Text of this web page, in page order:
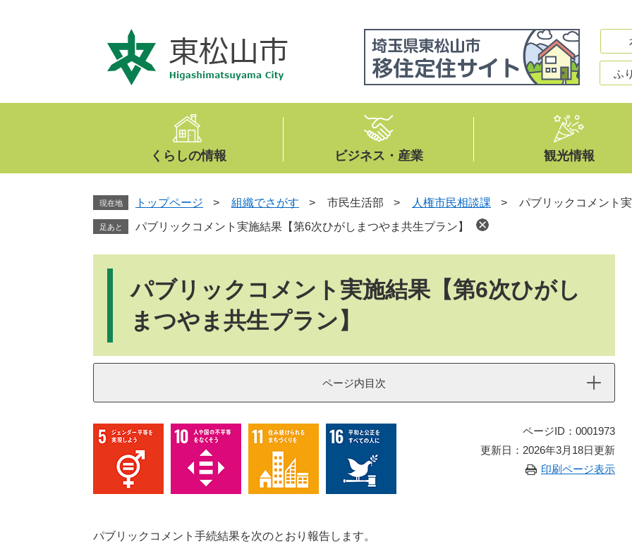
文
ふ
くらしの情報 ビジネス・産業 観光情報
現在地 トップページ > 組織でさがす > 市民生活部 > 人権市民相談課 > パブリックコメント
足あと パブリックコメント実施結果【第6次ひがしまつやま共生プラン】
パブリックコメント実施結果【第6次ひがし
まつやま共生プラン】
ページ内目次
ページID：0001973
更新日：2026年3月18日更新
印刷ページ表示
パブリックコメント手続結果を次のとおり報告します。